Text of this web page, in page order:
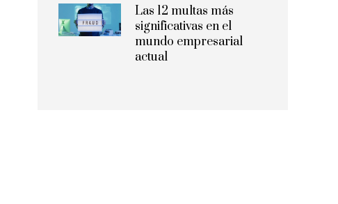
Las 12 multas más
significativas en el
mundo empresarial
actual